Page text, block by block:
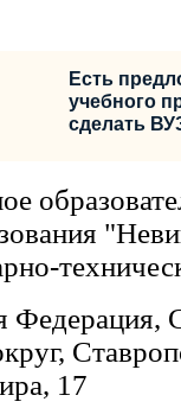
Есть
учебного
сделать
Федерация,
17